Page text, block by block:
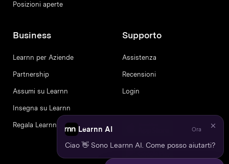
Posizioni aperte
Business
Learnn per Aziende
Partnership
Assumi su Learnn
Insegna su Learnn
Regala Learnn
Supporto
Assistenza
Recensioni
Login
Learnn AI Ora
Ciao 👋 Sono Learnn AI. Come posso aiutarti?